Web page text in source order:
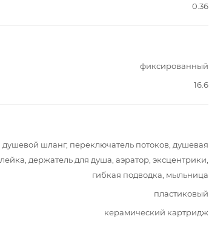
0.36
фиксированный
16.6
душевой шланг, переключатель потоков, душевая
лейка, держатель для душа, аэратор, эксцентрики,
гибкая подводка, мыльница
пластиковый
керамический картридж